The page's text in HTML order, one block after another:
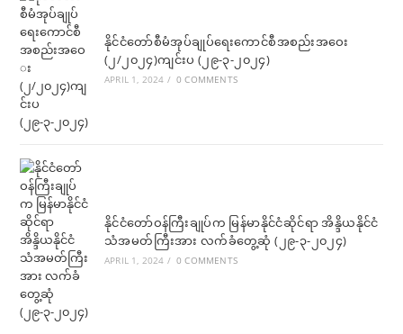
နိုင်ငံတော်စီမံအုပ်ချုပ်ရေးကောင်စီအစည်းအဝေး
(၂/၂၀၂၄)ကျင်းပ (၂၉-၃-၂၀၂၄)
APRIL 1, 2024 / 0 COMMENTS
နိုင်ငံတော်ဝန်ကြီးချုပ်က မြန်မာနိုင်ငံဆိုင်ရာ အိန္ဒိယနိုင်ငံ
သံအမတ်ကြီးအား လက်ခံတွေ့ဆုံ (၂၉-၃-၂၀၂၄)
APRIL 1, 2024 / 0 COMMENTS